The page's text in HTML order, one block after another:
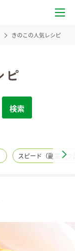
きのこの人気レシピ
検索
スピード（副菜・つ